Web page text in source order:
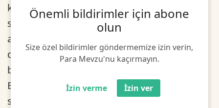
Önemli bildirimler için abone
olun
Size özel bildirimler göndermemize izin verin,
Para Mevzu'nu kaçırmayın.
İzin verme İzin ver
kadar sıradan bir yatırımcı bu süreçlerin
sadece özet kısımlarını görse de halka
açılacak şirketin bu süreçteki trafiği baş
döndürücü bir seviyeye geliyor. Geçen yıldan
bu yana yüzde 80'in üzerinde artan
Borsa'daki yatırımcı sayısına bakılırsa
sermayenin tabana yayılması açısından asıl